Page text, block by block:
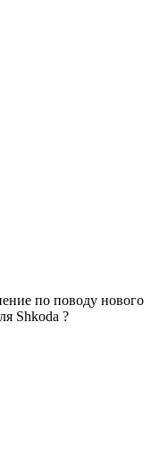
по поводу нового
Shkoda ?